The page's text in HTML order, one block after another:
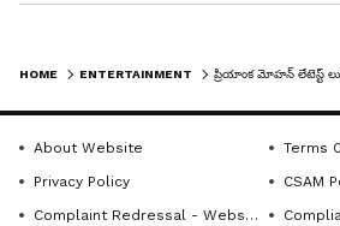
HOME ENTERTAINMENT
About Website
Terms
Privacy Policy
CSAM
Complaint Redressal - Website